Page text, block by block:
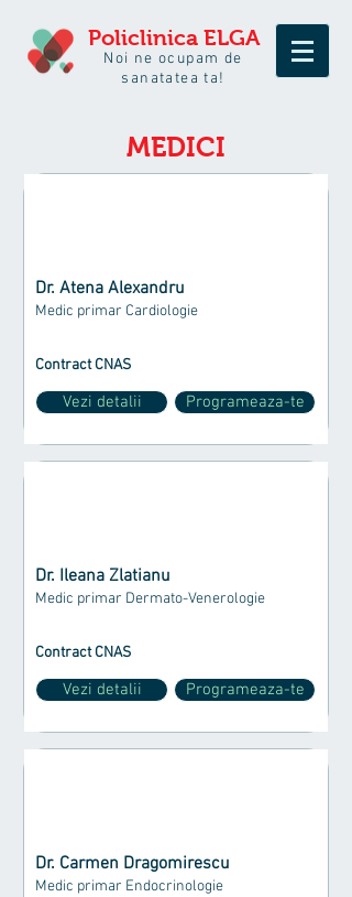
Policlinica ELGA
Noi ne ocupam de
sanatatea ta!
MEDICI
Dr. Atena Alexandru
Medic primar Cardiologie
Contract CNAS
Vezi detalii Programeaza-te
Dr. Ileana Zlatianu
Medic primar Dermato-Venerologie
Contract CNAS
Vezi detalii Programeaza-te
Dr. Carmen Dragomirescu
Medic primar Endocrinologie